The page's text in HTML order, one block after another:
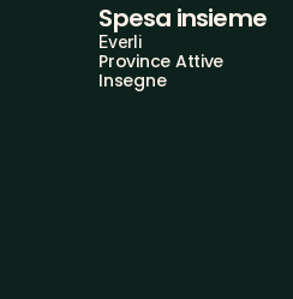
Spesa insieme
Everli
Province Attive
Insegne